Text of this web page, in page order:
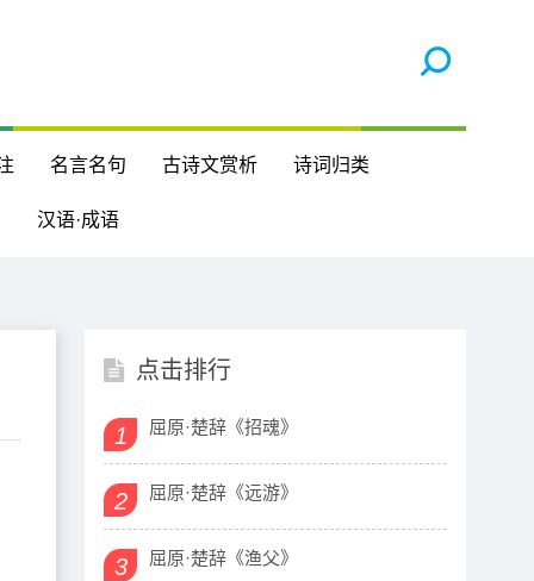
名言名句 古诗文赏析 诗词归类
汉语·成语
点击排行
1 屈原·楚辞《招魂》
2 屈原·楚辞《远游》
3 屈原·楚辞《渔父》